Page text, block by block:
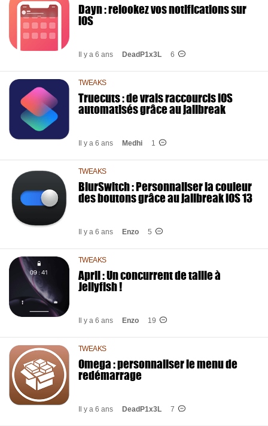
Dayn : relookez vos notifications sur
iOS
Il y a 6 ans DeadP1x3L 6
TWEAKS
Truecuts : de vrais raccourcis iOS
automatisés grâce au jailbreak
Il y a 6 ans Medhi 1
TWEAKS
BlurSwitch : Personnaliser la couleur
des boutons grâce au jailbreak iOS 13
Il y a 6 ans Enzo 5
TWEAKS
April : Un concurrent de taille à
Jellyfish !
Il y a 6 ans Enzo 19
TWEAKS
Omega : personnaliser le menu de
redémarrage
Il y a 6 ans DeadP1x3L 7